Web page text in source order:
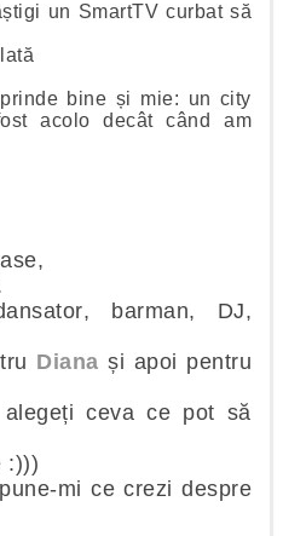
un SmartTV curbat să
bine și mie: un city
acolo decât când am
barman, DJ,
Diana și apoi pentru
ceva ce pot să
:)))
mi ce crezi despre